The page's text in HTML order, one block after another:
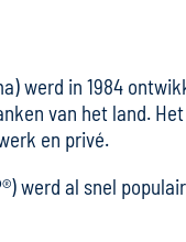
werd in 1984
van het land.
en privé.
werd al snel